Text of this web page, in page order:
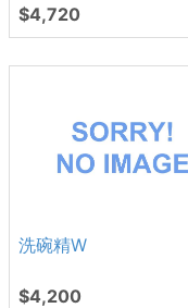
$4,720
洗碗精W
$4,200